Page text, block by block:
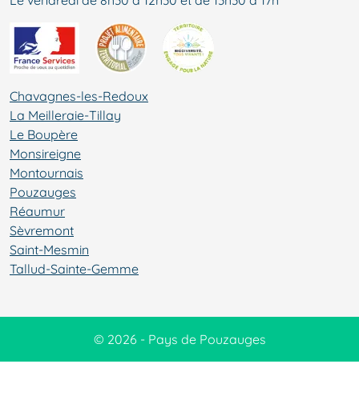
Chavagnes-les-Redoux
La Meilleraie-Tillay
Le Boupère
Monsireigne
Montournais
Pouzauges
Réaumur
Sèvremont
Saint-Mesmin
Tallud-Sainte-Gemme
© 2026 - Pays de Pouzauges